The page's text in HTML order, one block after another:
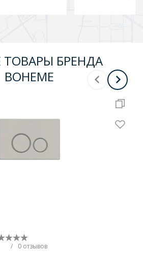
ТОВАРЫ БРЕНДА
BOHEME
300-
/ 0 отзывов